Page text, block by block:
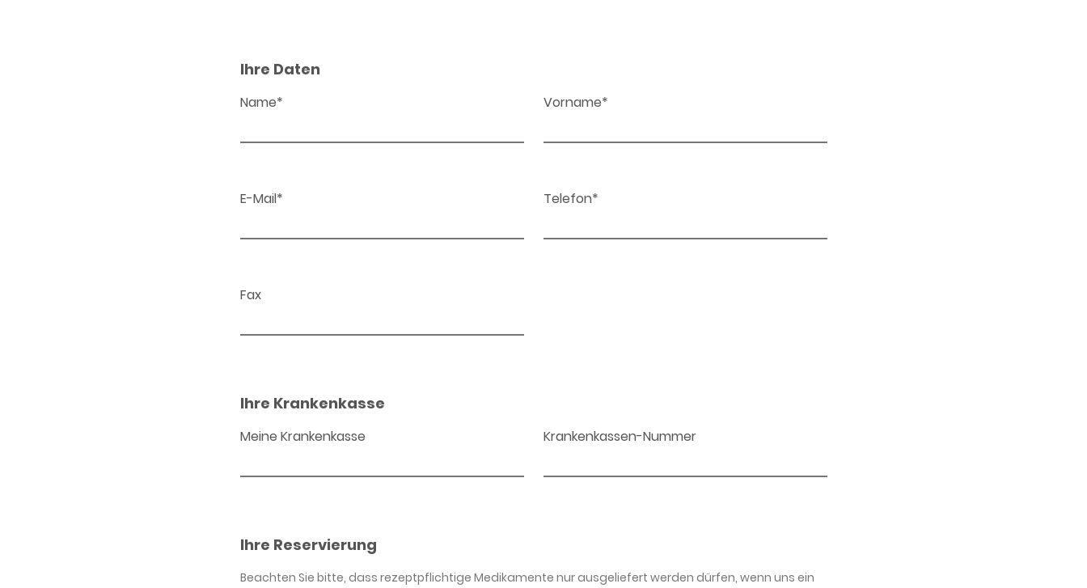
Ihre Daten
Name* Vorname*
E-Mail* Telefon*
Fax
Ihre Krankenkasse
Meine Krankenkasse Krankenkassen-Nummer
Ihre Reservierung
Beachten Sie bitte, dass rezeptpflichtige Medikamente nur ausgeliefert werden dürfen, wenn uns ein